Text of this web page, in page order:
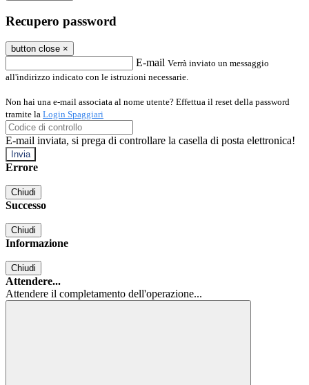
Recupero password
button close ×
E-mail Verrà inviato un messaggio
all'indirizzo indicato con le istruzioni necessarie.
Non hai una e-mail associata al nome utente? Effettua il reset della password
tramite la Login Spaggiari
E-mail inviata, si prega di controllare la casella di posta elettronica!
Errore
Chiudi
Successo
Chiudi
Informazione
Chiudi
Attendere...
Attendere il completamento dell'operazione...